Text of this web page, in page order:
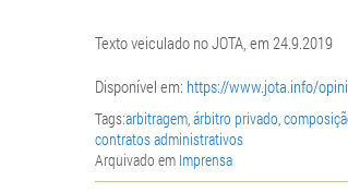
Texto veiculado no JOTA, em 24.9.2019
Disponível em: https://www.jota.info/
Tags:arbitragem,árbitro privado,
contratos administrativos
Arquivado em Imprensa